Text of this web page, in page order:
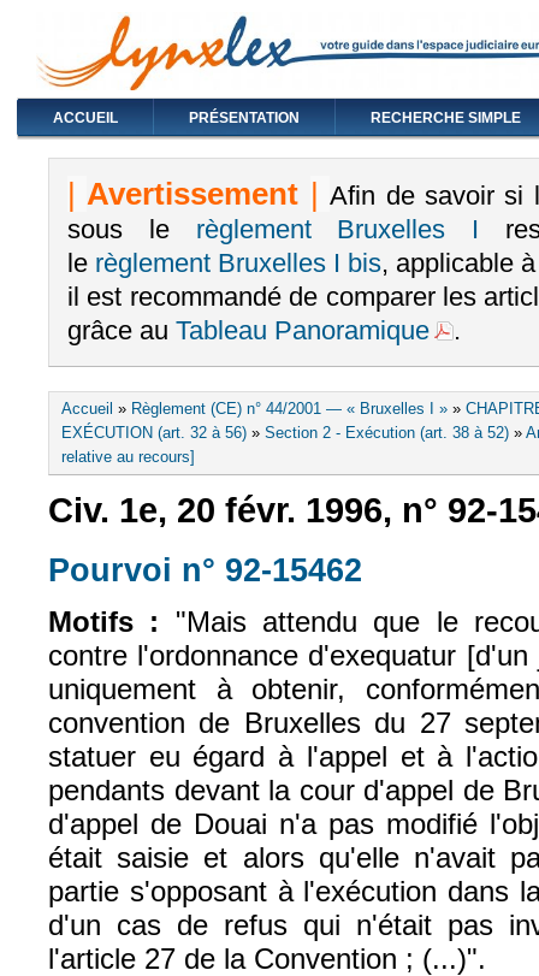
ACCUEIL PRÉSENTATION RECHERCHE SIMPLE
|Avertissement | Afin de savoir si
sous le règlement Bruxelles I
le règlement Bruxelles I bis, applicable
il est recommandé de comparer les
grâce au Tableau Panoramique .
Vous êtes ici
Accueil » Règlement (CE) n° 44/2001 — « Bruxelles I » »
EXÉCUTION (art. 32 à 56) » Section 2 - Exécution (art. 38 à 52) »
relative au recours]
Civ. 1e, 20 févr. 1996, n° 92-
Pourvoi n° 92-15462
Motifs : "Mais attendu que le
contre l'ordonnance d'exequatur
uniquement à obtenir,
convention de Bruxelles du 27
statuer eu égard à l'appel et à
pendants devant la cour d'appel de
d'appel de Douai n'a pas modifié
était saisie et alors qu'elle n'avait
partie s'opposant à l'exécution dans
d'un cas de refus qui n'était pas
l'article 27 de la Convention ; (...)".